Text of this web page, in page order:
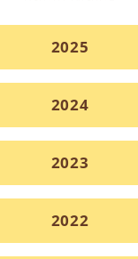
2025
2024
2023
2022